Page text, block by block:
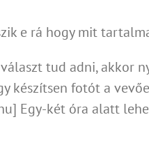
e rá hogy mit
tud adni, akkor
készítsen fotót a
Egy-két óra alatt